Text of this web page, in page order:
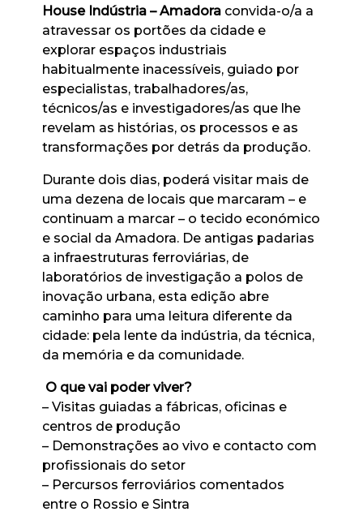
House Indústria – Amadora convida-o/a a
atravessar os portões da cidade e
explorar espaços industriais
habitualmente inacessíveis, guiado por
especialistas, trabalhadores/as,
técnicos/as e investigadores/as que lhe
revelam as histórias, os processos e as
transformações por detrás da produção.
Durante dois dias, poderá visitar mais de
uma dezena de locais que marcaram – e
continuam a marcar – o tecido económico
e social da Amadora. De antigas padarias
a infraestruturas ferroviárias, de
laboratórios de investigação a polos de
inovação urbana, esta edição abre
caminho para uma leitura diferente da
cidade: pela lente da indústria, da técnica,
da memória e da comunidade.
O que vai poder viver?
– Visitas guiadas a fábricas, oficinas e
centros de produção
– Demonstrações ao vivo e contacto com
profissionais do setor
– Percursos ferroviários comentados
entre o Rossio e Sintra